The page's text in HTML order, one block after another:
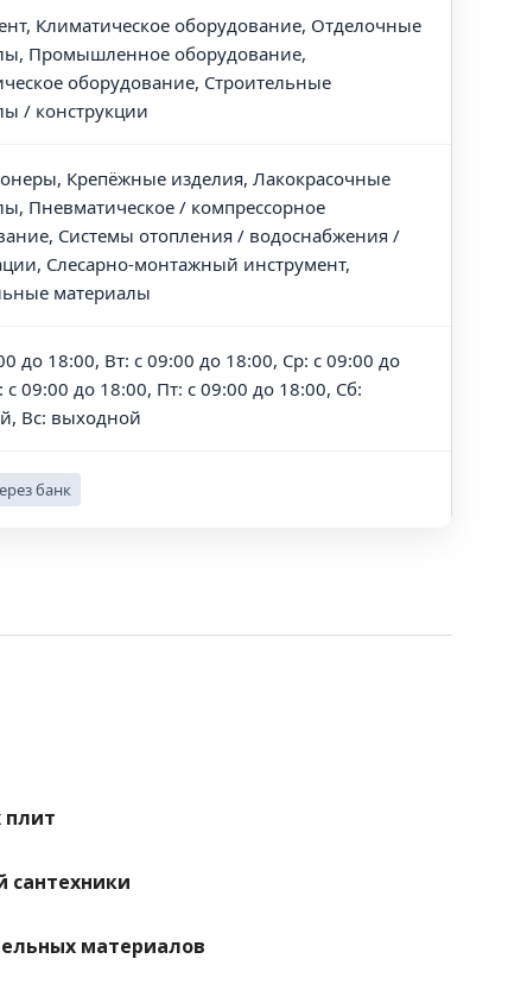
Климатическое оборудование, Отделочные
Промышленное оборудование,
оборудование, Строительные
/ конструкции
Крепёжные изделия, Лакокрасочные
Пневматическое / компрессорное
Системы отопления / водоснабжения /
Слесарно-монтажный инструмент,
материалы
до 18:00, Вт: с 09:00 до 18:00, Ср: с 09:00 до
с 09:00 до 18:00, Пт: с 09:00 до 18:00, Сб:
Вс: выходной
банк
плит
сантехники
материалов